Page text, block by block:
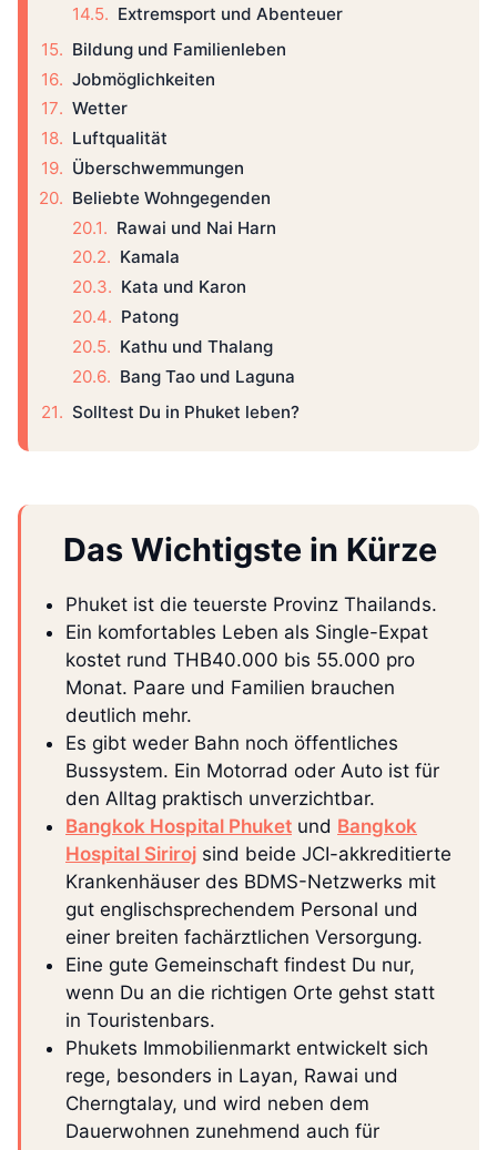
Extremsport und Abenteuer
Bildung und Familienleben
Jobmöglichkeiten
Wetter
Luftqualität
Überschwemmungen
Beliebte Wohngegenden
Rawai und Nai Harn
Kamala
Kata und Karon
Patong
Kathu und Thalang
Bang Tao und Laguna
Solltest Du in Phuket leben?
Das Wichtigste in Kürze
Phuket ist die teuerste Provinz Thailands.
Ein komfortables Leben als Single-Expat
kostet rund THB40.000 bis 55.000 pro
Monat. Paare und Familien brauchen
deutlich mehr.
Es gibt weder Bahn noch öffentliches
Bussystem. Ein Motorrad oder Auto ist für
den Alltag praktisch unverzichtbar.
Bangkok Hospital Phuket und Bangkok
Hospital Siriroj sind beide JCI-akkreditierte
Krankenhäuser des BDMS-Netzwerks mit
gut englischsprechendem Personal und
einer breiten fachärztlichen Versorgung.
Eine gute Gemeinschaft findest Du nur,
wenn Du an die richtigen Orte gehst statt
in Touristenbars.
Phukets Immobilienmarkt entwickelt sich
rege, besonders in Layan, Rawai und
Cherngtalay, und wird neben dem
Dauerwohnen zunehmend auch für